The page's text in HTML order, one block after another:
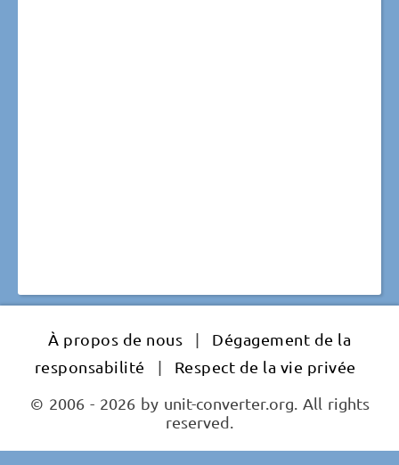
À propos de nous |
Dégagement de la
responsabilité
|
Respect de la vie privée
© 2006 - 2026 by unit-converter.org. All rights
reserved.